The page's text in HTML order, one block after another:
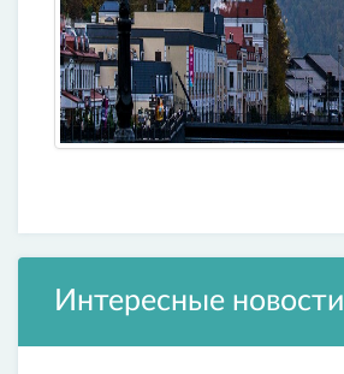
Интересные новости